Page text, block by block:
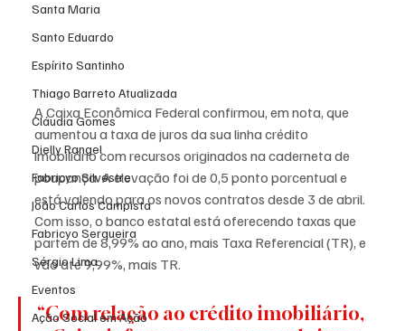
Santa Maria
Santo Eduardo
Espírito Santinho
Thiago Barreto Atualizada
Cláudia Gomes
Dielly Rangel
Fabricyo Silvestre
João Carlos Campista
Fabricyo Serqueira
Sérgio Lima
Eventos
Ação Social em Ação
A Caixa Econômica Federal confirmou, em nota, que
aumentou a taxa de juros da sua linha crédito
imobiliário com recursos originados na caderneta de
poupança. A elevação foi de 0,5 ponto porcentual e
está valendo para os novos contratos desde 3 de abril.
Com isso, o banco estatal está oferecendo taxas que
partem de 8,99% ao ano, mais Taxa Referencial (TR), e
vão até 9,99%, mais TR.
“Com relação ao crédito imobiliário,